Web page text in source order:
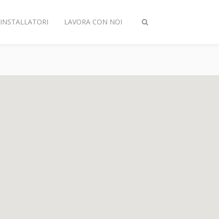
Attiva/disattiva
INSTALLATORI LAVORA CON NOI